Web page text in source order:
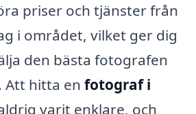
priser och tjänster från
i området, vilket ger dig
den bästa fotografen
Att hitta en fotograf i
varit enklare, och